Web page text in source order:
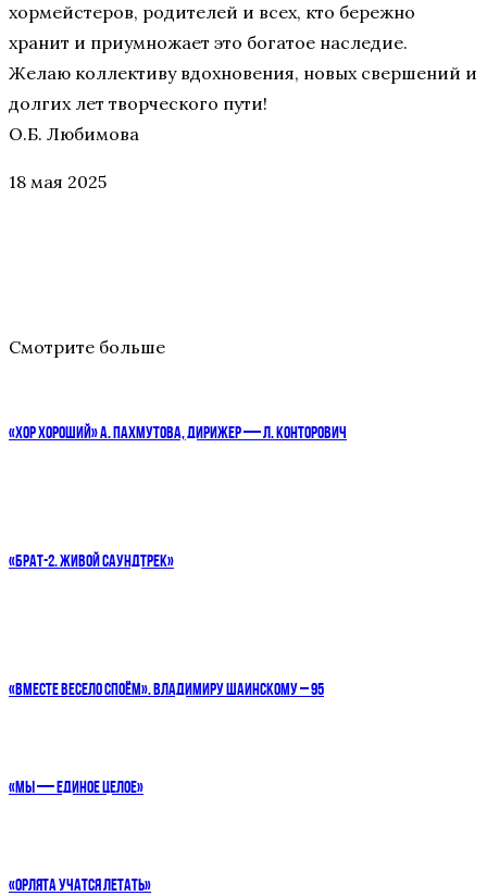
хормейстеров, родителей и всех, кто бережно
хранит и приумножает это богатое наследие.
Желаю коллективу вдохновения, новых свершений и
долгих лет творческого пути!
О.Б. Любимова
18 мая 2025
Смотрите больше
«ХОР ХОРОШИЙ» А. ПАХМУТОВА, ДИРИЖЕР — Л. КОНТОРОВИЧ
«БРАТ-2. ЖИВОЙ САУНДТРЕК»
«ВМЕСТЕ ВЕСЕЛО СПОЁМ». ВЛАДИМИРУ ШАИНСКОМУ – 95
«МЫ — ЕДИНОЕ ЦЕЛОЕ»
«ОРЛЯТА УЧАТСЯ ЛЕТАТЬ»